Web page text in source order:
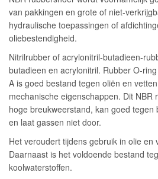
van pakkingen en grote of niet-
hydraulische toepassingen of
oliebestendigheid.
Nitrilrubber of acrylonitril-butadieen-
butadieen en acrylonitril. Rubber O-
A is goed bestand tegen oliën en
mechanische eigenschappen. Dit NBR
hoge breukweerstand, kan goed tegen
en laat gassen niet door.
Het veroudert tijdens gebruik in olie en
Daarnaast is het voldoende bestand
koolwaterstoffen.